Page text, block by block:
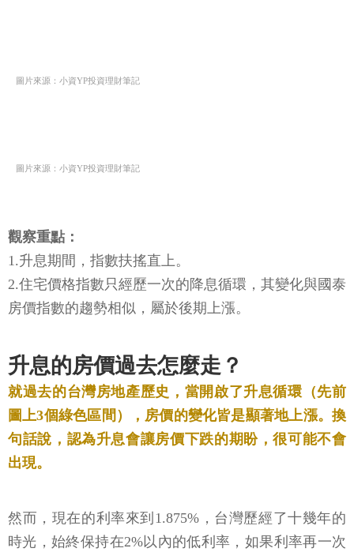
圖片來源：小資YP投資理財筆記
圖片來源：小資YP投資理財筆記
觀察重點：
1.升息期間，指數扶搖直上。
2.住宅價格指數只經歷一次的降息循環，其變化與國泰
房價指數的趨勢相似，屬於後期上漲。
升息的房價過去怎麼走？
就過去的台灣房地產歷史，當開啟了升息循環（先前
圖上3個綠色區間），房價的變化皆是顯著地上漲。換
句話說，認為升息會讓房價下跌的期盼，很可能不會
出現。
然而，現在的利率來到1.875%，台灣歷經了十幾年的
時光，始終保持在2%以內的低利率，如果利率再一次